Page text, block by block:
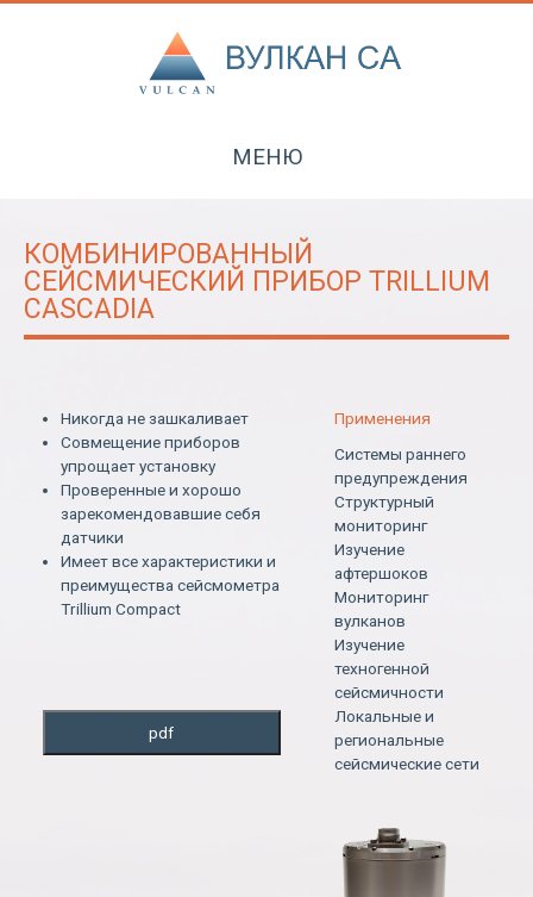
МЕНЮ
КОМБИНИРОВАННЫЙ
СЕЙСМИЧЕСКИЙ ПРИБОР TRILLIUM
CASCADIA
Никогда не зашкаливает
Совмещение приборов
упрощает установку
Проверенные и хорошо
зарекомендовавшие себя
датчики
Имеет все характеристики и
преимущества сейсмометра
Trillium Compact
pdf
Применения
Системы раннего
предупреждения
Структурный
мониторинг
Изучение
афтершоков
Мониторинг
вулканов
Изучение
техногенной
сейсмичности
Локальные и
региональные
сейсмические сети